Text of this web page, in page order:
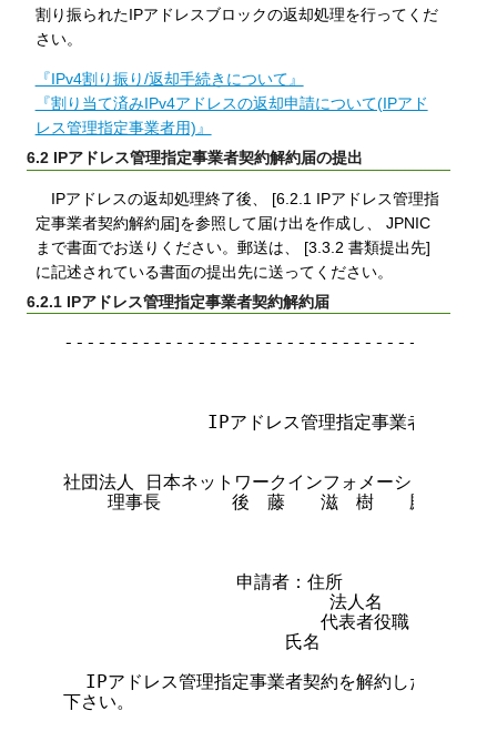
割り振られたIPアドレスブロックの返却処理を行ってくだ
さい。
『IPv4割り振り/返却手続きについて』
『割り当て済みIPv4アドレスの返却申請について(IPアド
レス管理指定事業者用)』
6.2 IPアドレス管理指定事業者契約解約届の提出
IPアドレスの返却処理終了後、 [6.2.1 IPアドレス管理指
定事業者契約解約届]を参照して届け出を作成し、 JPNIC
まで書面でお送りください。郵送は、 [3.3.2 書類提出先]
に記述されている書面の提出先に送ってください。
6.2.1 IPアドレス管理指定事業者契約解約届
IPアドレス管理指定事業者契約解
社団法人 日本ネットワークインフォメーションセン
    理事長　　　　後　藤　　滋　樹　　殿
            　  申請者：住所
                        法人名
            　　        代表者役職
氏名
IPアドレス管理指定事業者契約を解約したいので
下さい。